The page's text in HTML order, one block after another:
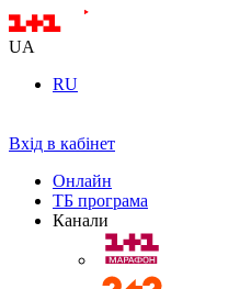
UA
RU
Вхід в кабінет
Онлайн
ТБ програма
Канали